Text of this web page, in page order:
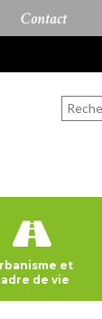
Contact
et
de vie